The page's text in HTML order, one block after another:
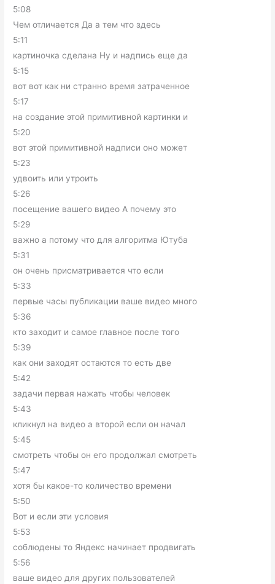
5:08
Чем отличается Да а тем что здесь
5:11
картиночка сделана Ну и надпись еще да
5:15
вот вот как ни странно время затраченное
5:17
на создание этой примитивной картинки и
5:20
вот этой примитивной надписи оно может
5:23
удвоить или утроить
5:26
посещение вашего видео А почему это
5:29
важно а потому что для алгоритма Ютуба
5:31
он очень присматривается что если
5:33
первые часы публикации ваше видео много
5:36
кто заходит и самое главное после того
5:39
как они заходят остаются то есть две
5:42
задачи первая нажать чтобы человек
5:43
кликнул на видео а второй если он начал
5:45
смотреть чтобы он его продолжал смотреть
5:47
хотя бы какое-то количество времени
5:50
Вот и если эти условия
5:53
соблюдены то Яндекс начинает продвигать
5:56
ваше видео для других пользователей